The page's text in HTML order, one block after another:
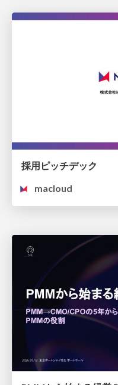
採用ピッチデック
macloud